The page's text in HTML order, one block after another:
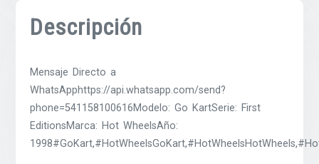
Descripción
Mensaje Directo a
WhatsApphttps://api.whatsapp.com/send?
phone=541158100616Modelo: Go KartSerie: First
EditionsMarca: Hot WheelsAño: